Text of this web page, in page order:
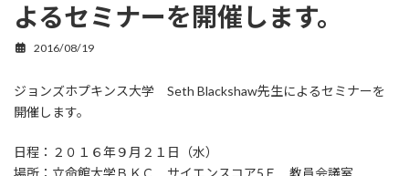
よるセミナーを開催します。
2016/08/19
ジョンズホプキンス大学 Seth Blackshaw先生によるセミナーを
開催します。
日程：２０１６年９月２１日（水）
場所：立命館大学ＢＫＣ サイエンスコア5Ｆ 教員会議室